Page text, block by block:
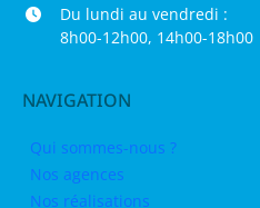
Du lundi au vendredi :
8h00-12h00, 14h00-18h00
NAVIGATION
Qui sommes-nous ?
Nos agences
Nos réalisations